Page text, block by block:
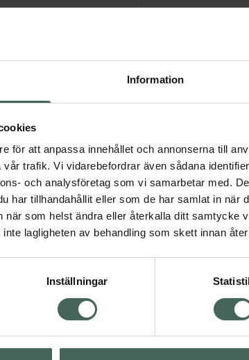
Information
för att anpassa innehållet och annonserna till
trafik. Vi vidarebefordrar även sådana
och analysföretag som vi samarbetar med.
har tillhandahållit eller som de har samlat in när
när som helst ändra eller återkalla ditt samtycke
lagligheten av behandling som skett innan
Inställningar
lösning för att döda
skor blir fräscha
för att döda
fuktiga miljön i dina
är
under lång tid. Det
och strumpor.
lukt För dig som:
fräscha upp skorna
och fötter
Visa
Visa